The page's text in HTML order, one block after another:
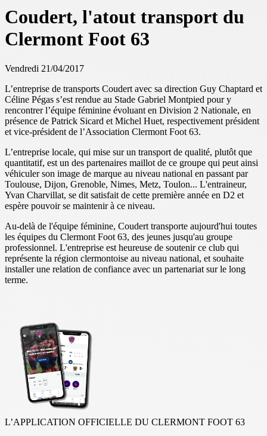
Coudert, l'atout transport du
Clermont Foot 63
Vendredi 21/04/2017
L’entreprise de transports Coudert avec sa direction Guy Chaptard et
Céline Pégas s’est rendue au Stade Gabriel Montpied pour y
rencontrer l’équipe féminine évoluant en Division 2 Nationale, en
présence de Patrick Sicard et Michel Huet, respectivement président
et vice-président de l’Association Clermont Foot 63.
L’entreprise locale, qui mise sur un transport de qualité, plutôt que
quantitatif, est un des partenaires maillot de ce groupe qui peut ainsi
véhiculer son image de marque au niveau national en passant par
Toulouse, Dijon, Grenoble, Nimes, Metz, Toulon... L'entraineur,
Yvan Charvillat, se dit satisfait de cette première année en D2 et
espère pouvoir se maintenir à ce niveau.
Au-delà de l'équipe féminine, Coudert transporte aujourd'hui toutes
les équipes du Clermont Foot 63, des jeunes jusqu'au groupe
professionnel. L'entreprise est heureuse de soutenir ce club qui
représente la région clermontoise au niveau national, et souhaite
installer une relation de confiance avec un partenariat sur le long
terme.
L’APPLICATION OFFICIELLE DU CLERMONT FOOT 63